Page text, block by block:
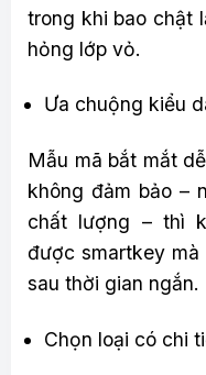
trong khi bao chật
hỏng lớp vỏ.
Ưa chuộng kiểu
Mẫu mã bắt mắt
không đảm bảo –
chất lượng – thì
được smartkey
sau thời gian ngắn.
Chọn loại có chi